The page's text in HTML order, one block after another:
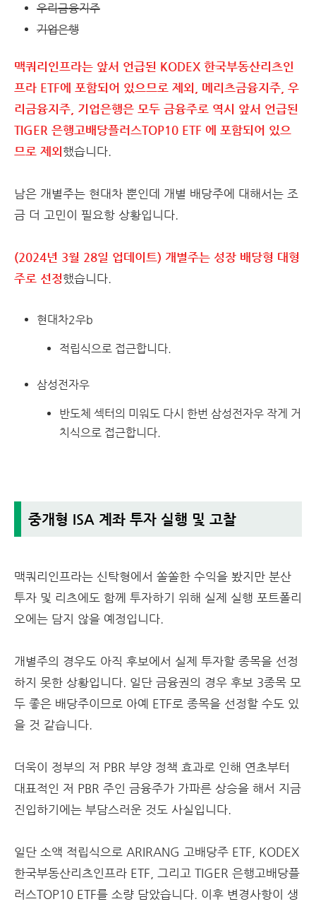
우리금융지주
기업은행
맥쿼리인프라는 앞서 언급된 KODEX 한국부동산리츠인
프라 ETF에 포함되어 있으므로 제외, 메리츠금융지주, 우
리금융지주, 기업은행은 모두 금융주로 역시 앞서 언급된
TIGER 은행고배당플러스TOP10 ETF 에 포함되어 있으
므로 제외했습니다.
남은 개별주는 현대차 뿐인데 개별 배당주에 대해서는 조
금 더 고민이 필요항 상황입니다.
(2024년 3월 28일 업데이트) 개별주는 성장 배당형 대형
주로 선정했습니다.
현대차2우b
적립식으로 접근합니다.
삼성전자우
반도체 섹터의 미워도 다시 한번 삼성전자우 작게 거
치식으로 접근합니다.
중개형 ISA 계좌 투자 실행 및 고찰
맥쿼리인프라는 신탁형에서 쏠쏠한 수익을 봤지만 분산
투자 및 리츠에도 함께 투자하기 위해 실제 실행 포트폴리
오에는 담지 않을 예정입니다.
개별주의 경우도 아직 후보에서 실제 투자할 종목을 선정
하지 못한 상황입니다. 일단 금융권의 경우 후보 3종목 모
두 좋은 배당주이므로 아예 ETF로 종목을 선정할 수도 있
을 것 같습니다.
더욱이 정부의 저 PBR 부양 정책 효과로 인해 연초부터
대표적인 저 PBR 주인 금융주가 가파른 상승을 해서 지금
진입하기에는 부담스러운 것도 사실입니다.
일단 소액 적립식으로 ARIRANG 고배당주 ETF, KODEX
한국부동산리츠인프라 ETF, 그리고 TIGER 은행고배당플
러스TOP10 ETF를 소량 담았습니다. 이후 변경사항이 생